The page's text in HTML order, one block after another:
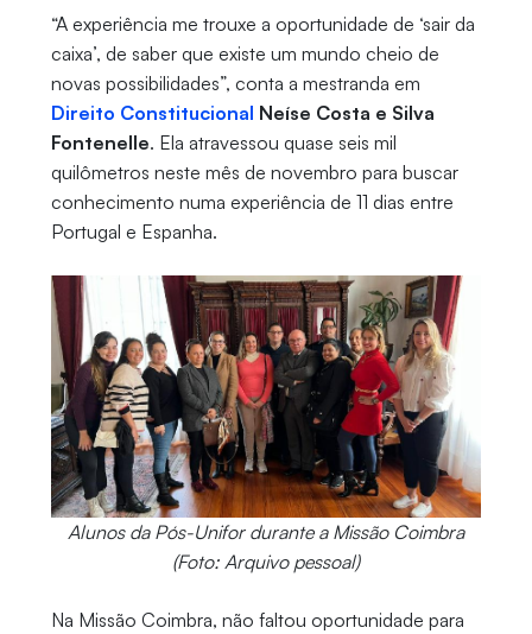
“A experiência me trouxe a oportunidade de ‘sair da
caixa’, de saber que existe um mundo cheio de
novas possibilidades”, conta a mestranda em
Direito Constitucional Neíse Costa e Silva
Fontenelle. Ela atravessou quase seis mil
quilômetros neste mês de novembro para buscar
conhecimento numa experiência de 11 dias entre
Portugal e Espanha.
Alunos da Pós-Unifor durante a Missão Coimbra
(Foto: Arquivo pessoal)
Na Missão Coimbra, não faltou oportunidade para